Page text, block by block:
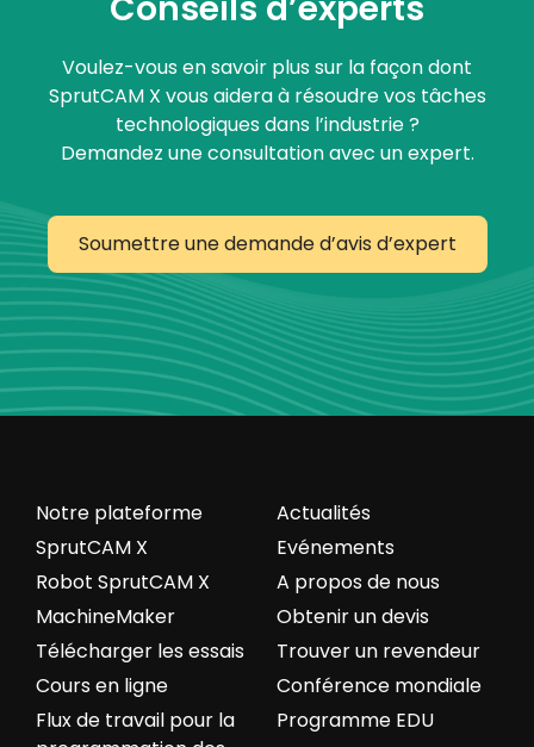
Voulez-vous en savoir plus sur la façon dont
SprutCAM X vous aidera à résoudre vos tâches
technologiques dans l’industrie ?
Demandez une consultation avec un expert.
Soumettre une demande d’avis d’expert
Actualités
Evénements
A propos de nous
Obtenir un devis
Trouver un revendeur
Conférence mondiale
Programme EDU
Notre plateforme
SprutCAM X
Robot SprutCAM X
MachineMaker
Télécharger les essais
Cours en ligne
Flux de travail pour la